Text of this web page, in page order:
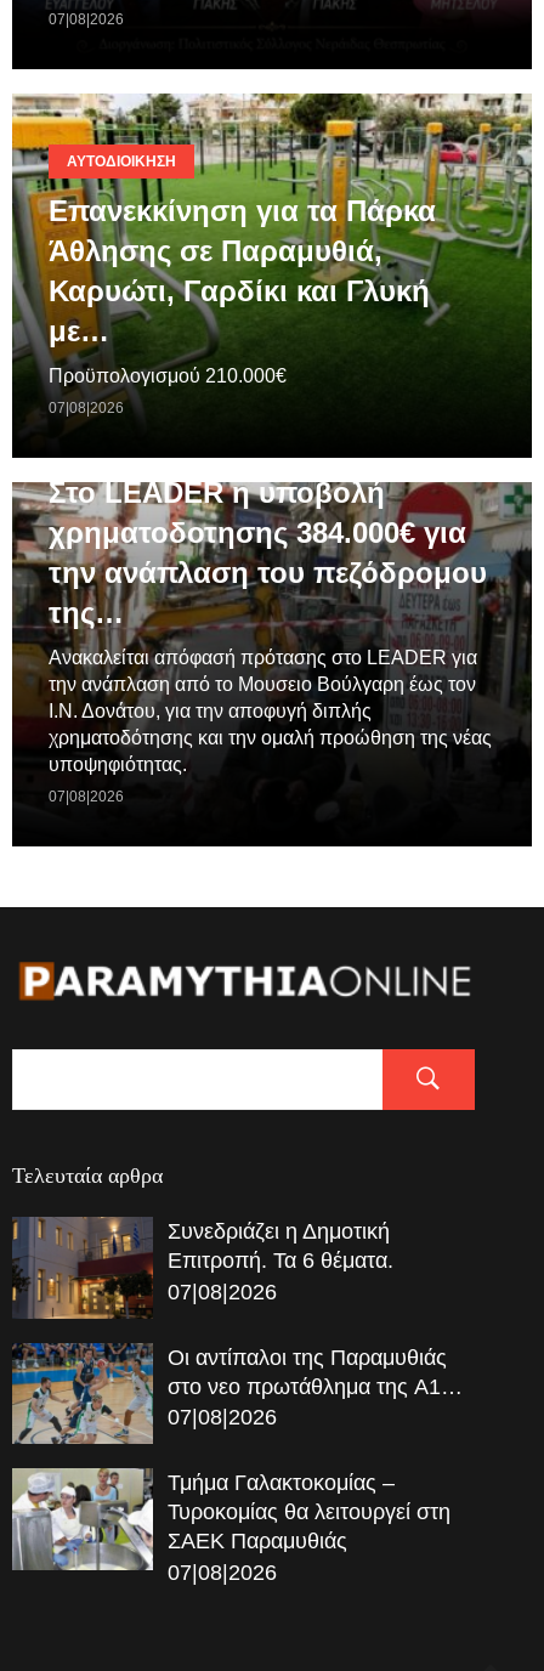
07|08|2026
ΑΥΤΟΔΙΟΊΚΗΣΗ
Επανεκκίνηση για τα Πάρκα
Άθλησης σε Παραμυθιά,
Καρυώτι, Γαρδίκι και Γλυκή
με…
Προϋπολογισμού 210.000€
07|08|2026
Στο LEADER η υποβολή
χρηματοδοτησης 384.000€ για
την ανάπλαση του πεζόδρομου
της…
Ανακαλείται απόφασή πρότασης στο LEADER για
την ανάπλαση από το Μουσειο Βούλγαρη έως τον
Ι.Ν. Δονάτου, για την αποφυγή διπλής
χρηματοδότησης και την ομαλή προώθηση της νέας
υποψηφιότητας.
07|08|2026
Τελευταία αρθρα
Συνεδριάζει η Δημοτική
Επιτροπή. Τα 6 θέματα.
07|08|2026
Οι αντίπαλοι της Παραμυθιάς
στο νεο πρωτάθλημα της A1…
07|08|2026
Τμήμα Γαλακτοκομίας –
Τυροκομίας θα λειτουργεί στη
ΣΑΕΚ Παραμυθιάς
07|08|2026